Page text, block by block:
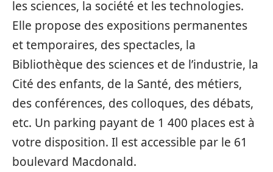
les sciences, la société et les technologies.
Elle propose des expositions permanentes
et temporaires, des spectacles, la
Bibliothèque des sciences et de l’industrie, la
Cité des enfants, de la Santé, des métiers,
des conférences, des colloques, des débats,
etc. Un parking payant de 1 400 places est à
votre disposition. Il est accessible par le 61
boulevard Macdonald.